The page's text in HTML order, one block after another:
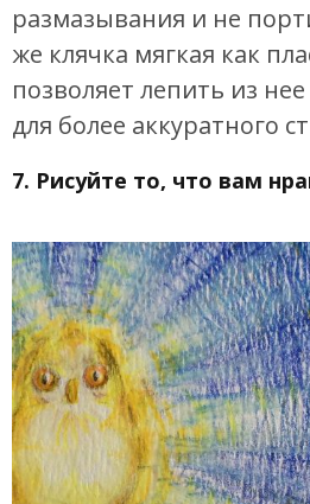
размазывания и не
же клячка мягкая как
позволяет лепить из
для более аккуратного
7. Рисуйте то, что вам